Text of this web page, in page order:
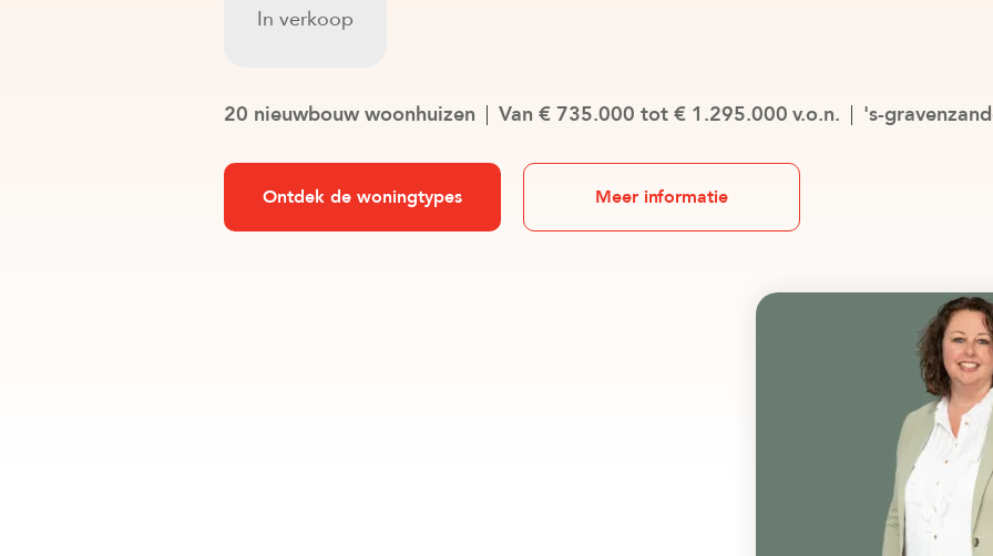
In verkoop
20 nieuwbouw woonhuizen Van € 735.000 tot € 1.295.000 v.o.n. 's-
Ontdek de woningtypes Meer informatie